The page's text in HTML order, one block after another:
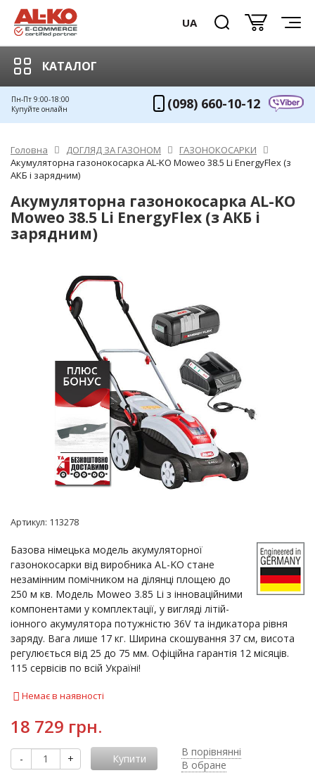
UA
КАТАЛОГ
Пн-Пт 9:00-18:00
Купуйте онлайн
(098) 660-10-12
Головна ДОГЛЯД ЗА ГАЗОНОМ
ГАЗОНОКОСАРКИ
Акумуляторна газонокосарка AL-KO Moweo 38.5 Li EnergyFlex (з
АКБ і зарядним)
Акумуляторна газонокосарка AL-KO
Moweo 38.5 Li EnergyFlex (з АКБ і
зарядним)
Артикул: 113278
Базова німецька модель акумуляторної
газонокосарки від виробника AL-KO стане
незамінним помічником на ділянці площею до
250 м кв. Модель Moweo 3.85 Li з інноваційними
компонентами у комплектації, у вигляді літій-
іонного акумулятора потужністю 36V та індикатора рівня
заряду. Вага лише 17 кг. Ширина скошування 37 см, висота
регулюється від 25 до 75 мм. Офіційна гарантія 12 місяців.
115 сервісів по всій Україні!
Немає в наявності
18 729 грн.
- +
Купити
В порівнянні
В обране